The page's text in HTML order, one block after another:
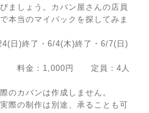
ましょう。カバン屋さんの店員
本当のマイバックを探してみま
日)終了・6/4(木)終了・6/7(日)
料金：1,000円 定員：4人
のカバンは作成しません。
の制作は別途、承ることも可